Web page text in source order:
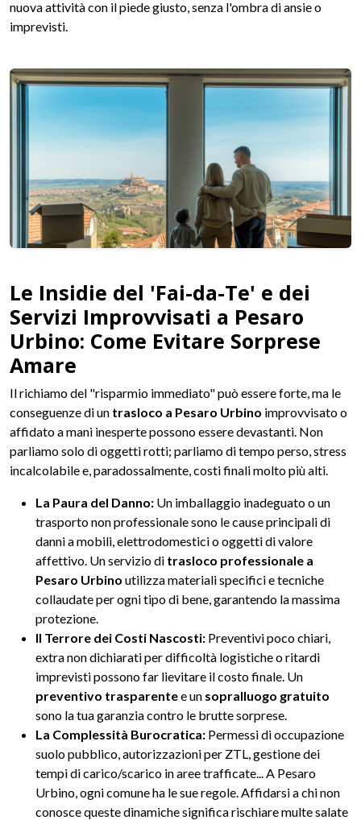
nuova attività con il piede giusto, senza l'ombra di ansie o
imprevisti.
Le Insidie del 'Fai-da-Te' e dei
Servizi Improvvisati a Pesaro
Urbino: Come Evitare Sorprese
Amare
Il richiamo del "risparmio immediato" può essere forte, ma le
conseguenze di un trasloco a Pesaro Urbino improvvisato o
affidato a mani inesperte possono essere devastanti. Non
parliamo solo di oggetti rotti; parliamo di tempo perso, stress
incalcolabile e, paradossalmente, costi finali molto più alti.
La Paura del Danno: Un imballaggio inadeguato o un
trasporto non professionale sono le cause principali di
danni a mobili, elettrodomestici o oggetti di valore
affettivo. Un servizio di trasloco professionale a
Pesaro Urbino utilizza materiali specifici e tecniche
collaudate per ogni tipo di bene, garantendo la massima
protezione.
Il Terrore dei Costi Nascosti: Preventivi poco chiari,
extra non dichiarati per difficoltà logistiche o ritardi
imprevisti possono far lievitare il costo finale. Un
preventivo trasparentee un sopralluogo gratuito
sono la tua garanzia contro le brutte sorprese.
La Complessità Burocratica: Permessi di occupazione
suolo pubblico, autorizzazioni per ZTL, gestione dei
tempi di carico/scarico in aree trafficate... A Pesaro
Urbino, ogni comune ha le sue regole. Affidarsi a chi non
conosce queste dinamiche significa rischiare multe salate